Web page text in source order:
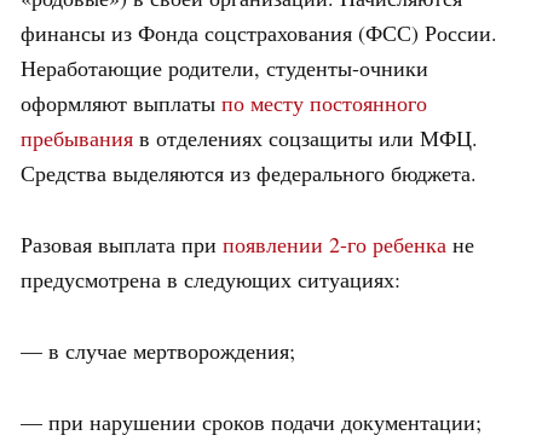
финансы из Фонда соцстрахования (ФСС) России.
Неработающие родители, студенты-очники
оформляют выплаты по месту постоянного
пребывания в отделениях соцзащиты или МФЦ.
Средства выделяются из федерального бюджета.
Разовая выплата при появлении 2-го ребенка не
предусмотрена в следующих ситуациях:
— в случае мертворождения;
— при нарушении сроков подачи документации;